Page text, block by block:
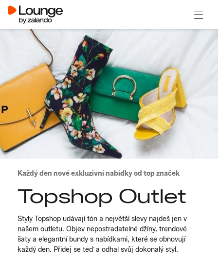
Každý den nové exkluzivní nabídky od top značek
Topshop Outlet
Styly Topshop udávají tón a největší slevy najdeš jen v
našem outletu. Objev nepostradatelné džíny, trendové
šaty a elegantní bundy s nabídkami, které se obnovují
každý den. Přidej se teď a odhal svůj dokonalý styl.